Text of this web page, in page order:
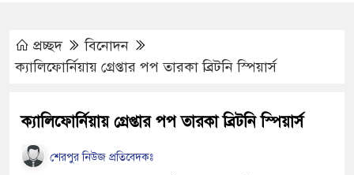
প্রচ্ছদ
বিনোদন
ক্যালিফোর্নিয়ায় গ্রেপ্তার পপ তারকা ব্রিটনি স্পিয়ার্স
ক্যালিফোর্নিয়ায় গ্রেপ্তার পপ তারকা ব্রিটনি স্পিয়ার্স
শেরপুর নিউজ প্রতিবেদকঃ